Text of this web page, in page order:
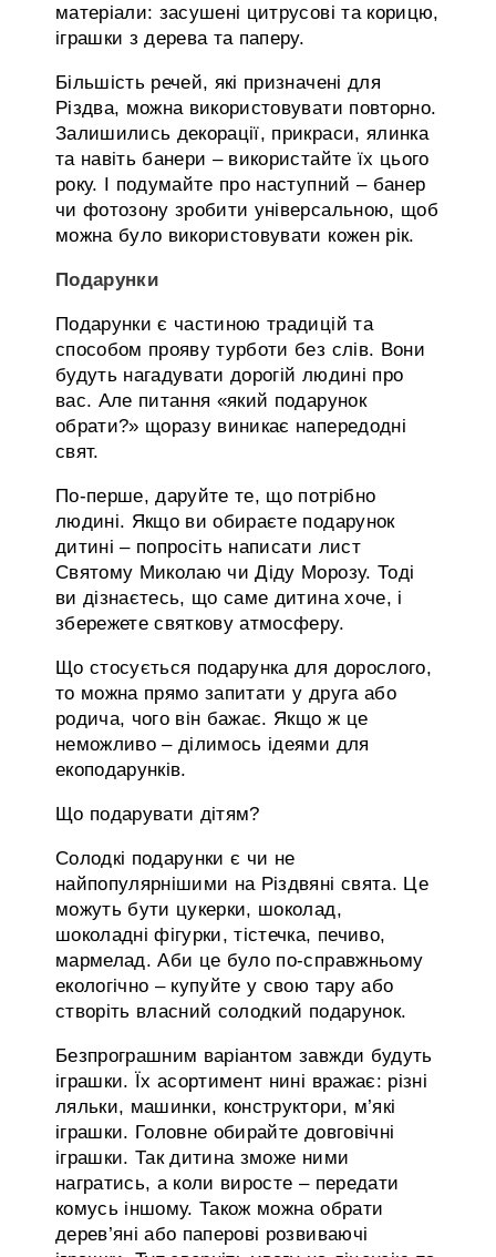
матеріали: засушені цитрусові та корицю,
іграшки з дерева та паперу.
Більшість речей, які призначені для
Різдва, можна використовувати повторно.
Залишились декорації, прикраси, ялинка
та навіть банери – використайте їх цього
року. І подумайте про наступний – банер
чи фотозону зробити універсальною, щоб
можна було використовувати кожен рік.
Подарунки
Подарунки є частиною традицій та
способом прояву турботи без слів. Вони
будуть нагадувати дорогій людині про
вас. Але питання «який подарунок
обрати?» щоразу виникає напередодні
свят.
По-перше, даруйте те, що потрібно
людині. Якщо ви обираєте подарунок
дитині – попросіть написати лист
Святому Миколаю чи Діду Морозу. Тоді
ви дізнаєтесь, що саме дитина хоче, і
збережете святкову атмосферу.
Що стосується подарунка для дорослого,
то можна прямо запитати у друга або
родича, чого він бажає. Якщо ж це
неможливо – ділимось ідеями для
екоподарунків.
Що подарувати дітям?
Солодкі подарунки є чи не
найпопулярнішими на Різдвяні свята. Це
можуть бути цукерки, шоколад,
шоколадні фігурки, тістечка, печиво,
мармелад. Аби це було по-справжньому
екологічно – купуйте у свою тару або
створіть власний солодкий подарунок.
Безпрограшним варіантом завжди будуть
іграшки. Їх асортимент нині вражає: різні
ляльки, машинки, конструктори, м’які
іграшки. Головне обирайте довговічні
іграшки. Так дитина зможе ними
награтись, а коли виросте – передати
комусь іншому. Також можна обрати
дерев’яні або паперові розвиваючі